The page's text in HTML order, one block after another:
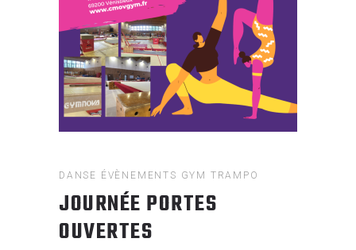
DANSE ÉVÈNEMENTS GYM TRAMPO
JOURNÉE PORTES
OUVERTES